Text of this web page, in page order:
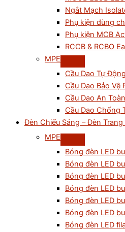
Ngắt Mạch
Phụ kiện dùng
Phụ kiện MCB
RCCB & RCBO
MPE
Cầu Dao Tự
Cầu Dao Bảo Vệ
Cầu Dao An
Cầu Dao Chống
Đèn Chiếu Sáng – Đèn Trang
MPE
Bóng đèn LED
Bóng đèn LED
Bóng đèn LED
Bóng đèn LED
Bóng đèn LED
Bóng đèn LED
Bóng đèn LED